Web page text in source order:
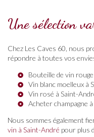
Une sélection
Chez Les Caves 60, nous
répondre à toutes vos
Bouteille de vin
Vin blanc moelleux à
Vin rosé à Saint-
Acheter champagne
Nous sommes également
vin à Saint-André pour plus